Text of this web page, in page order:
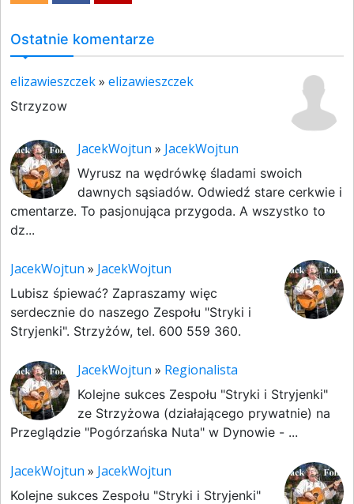
Ostatnie komentarze
elizawieszczek» elizawieszczek
Strzyzow
JacekWojtun » JacekWojtun
Wyrusz na wędrówkę śladami swoich
dawnych sąsiadów. Odwiedź stare cerkwie i
cmentarze. To pasjonująca przygoda. A wszystko to
dz...
JacekWojtun » JacekWojtun
Lubisz śpiewać? Zapraszamy więc
serdecznie do naszego Zespołu "Stryki i
Stryjenki". Strzyżów, tel. 600 559 360.
JacekWojtun » Regionalista
Kolejne sukces Zespołu "Stryki i Stryjenki"
ze Strzyżowa (działającego prywatnie) na
Przeglądzie "Pogórzańska Nuta" w Dynowie - ...
JacekWojtun » JacekWojtun
Kolejne sukces Zespołu "Stryki i Stryjenki"